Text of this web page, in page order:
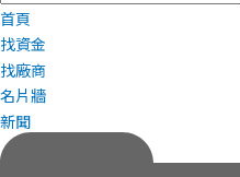
首頁
找資金
找廠商
名片牆
新聞